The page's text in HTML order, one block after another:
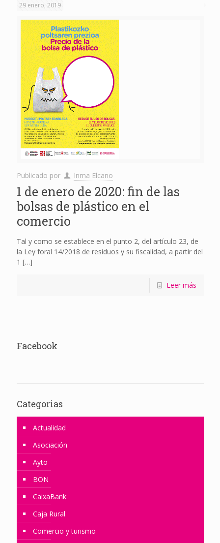
29 enero, 2019
Publicado por Inma Elcano
1 de enero de 2020: fin de las
bolsas de plástico en el
comercio
Tal y como se establece en el punto 2, del artículo 23, de
la Ley foral 14/2018 de residuos y su fiscalidad, a partir del
1 […]
Leer más
Facebook
Categorias
Actualidad
Asociación
Ayto
BON
CaixaBank
Caja Rural
Comercio y turismo